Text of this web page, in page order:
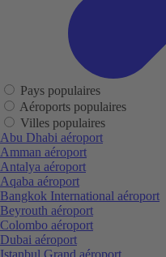
Pays populaires
Aéroports populaires
Villes populaires
Abu Dhabi aéroport
Amman aéroport
Antalya aéroport
Aqaba aéroport
Bangkok International aéroport
Beyrouth aéroport
Colombo aéroport
Dubai aéroport
Istanbul Grand aéroport